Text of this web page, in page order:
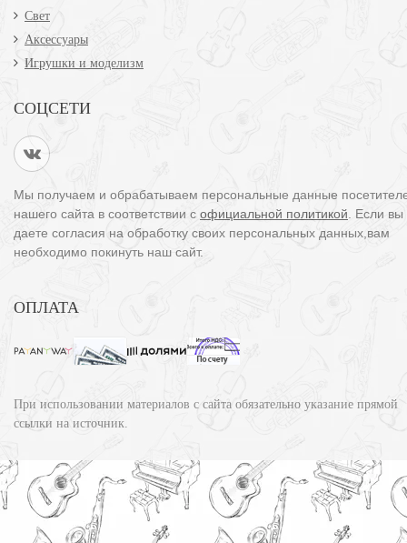
Свет
Аксессуары
Игрушки и моделизм
СОЦСЕТИ
Мы получаем и обрабатываем персональные данные
нашего сайта в соответствии с официальной политикой . Если
даете согласия на обработку своих персональных данных,вам
необходимо покинуть наш сайт.
ОПЛАТА
При использовании материалов с сайта обязательно указание прямой
ссылки на источник.